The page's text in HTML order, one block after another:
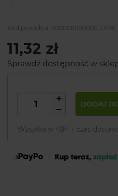
Kod produktu: 000000000000121790
11,32 zł
Sprawdź dostępność w
DODAJ
Wysyłka w 48h + czas